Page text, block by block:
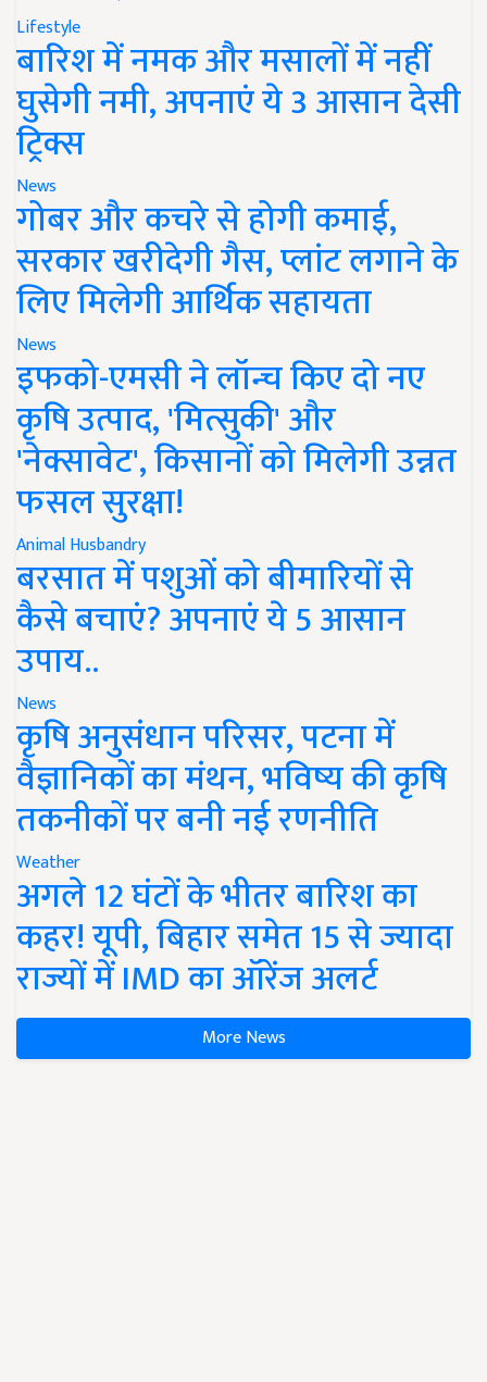
Lifestyle
बारिश में नमक और मसालों में नहीं
घुसेगी नमी, अपनाएं ये 3 आसान देसी
ट्रिक्स
News
गोबर और कचरे से होगी कमाई,
सरकार खरीदेगी गैस, प्लांट लगाने के
लिए मिलेगी आर्थिक सहायता
News
इफको-एमसी ने लॉन्च किए दो नए
कृषि उत्पाद, 'मित्सुकी' और
'नेक्सावेट', किसानों को मिलेगी उन्नत
फसल सुरक्षा!
Animal Husbandry
बरसात में पशुओं को बीमारियों से
कैसे बचाएं? अपनाएं ये 5 आसान
उपाय..
News
कृषि अनुसंधान परिसर, पटना में
वैज्ञानिकों का मंथन, भविष्य की कृषि
तकनीकों पर बनी नई रणनीति
Weather
अगले 12 घंटों के भीतर बारिश का
कहर! यूपी, बिहार समेत 15 से ज्यादा
राज्यों में IMD का ऑरेंज अलर्ट
More News